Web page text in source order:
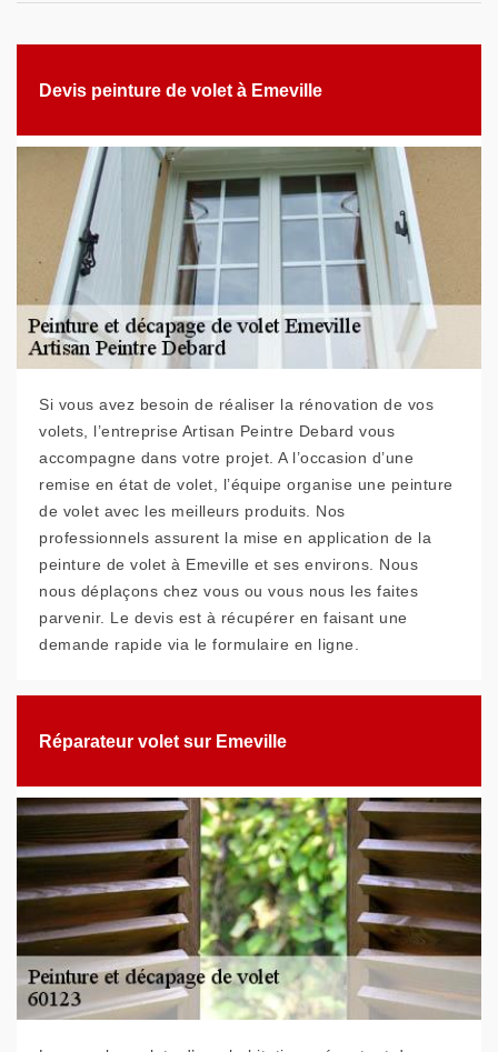
Devis peinture de volet à Emeville
Si vous avez besoin de réaliser la rénovation de vos
volets, l’entreprise Artisan Peintre Debard vous
accompagne dans votre projet. A l’occasion d’une
remise en état de volet, l’équipe organise une peinture
de volet avec les meilleurs produits. Nos
professionnels assurent la mise en application de la
peinture de volet à Emeville et ses environs. Nous
nous déplaçons chez vous ou vous nous les faites
parvenir. Le devis est à récupérer en faisant une
demande rapide via le formulaire en ligne.
Réparateur volet sur Emeville